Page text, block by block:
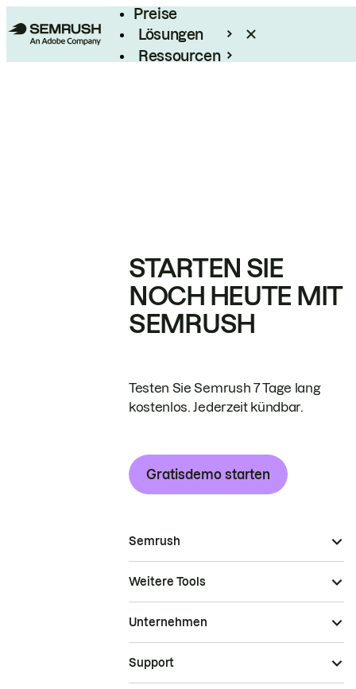
Preise
Lösungen
Ressourcen
STARTEN SIE
NOCH HEUTE MIT
SEMRUSH
Testen Sie Semrush 7 Tage lang
kostenlos. Jederzeit kündbar.
Gratisdemo starten
Semrush
Weitere Tools
Unternehmen
Support